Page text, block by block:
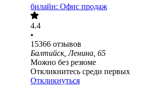
билайн: Офис продаж
4.4
•
15366 отзывов
Балтийск, Ленина, 65
Можно без резюме
Откликнитесь среди первых
Откликнуться